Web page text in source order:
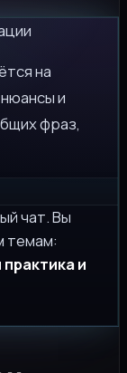
на
и
фраз,
чат. Вы
темам:
и